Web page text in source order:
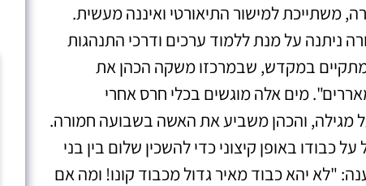
משתייכת למישור התיאורטי ואיננה מעשית.
ניתנה על מנת ללמוד ערכים ודרכי התנהגות
במקדש, שבמרכזו משקה הכהן את
מים אלה מוגשים בכלי חרס אחרי
והכהן משביע את האשה בשבועה חמורה.
באופן קיצוני כדי להשכין שלום בין בני
"לא יהא כבוד מאיר גדול מכבוד קונו! ומה אם